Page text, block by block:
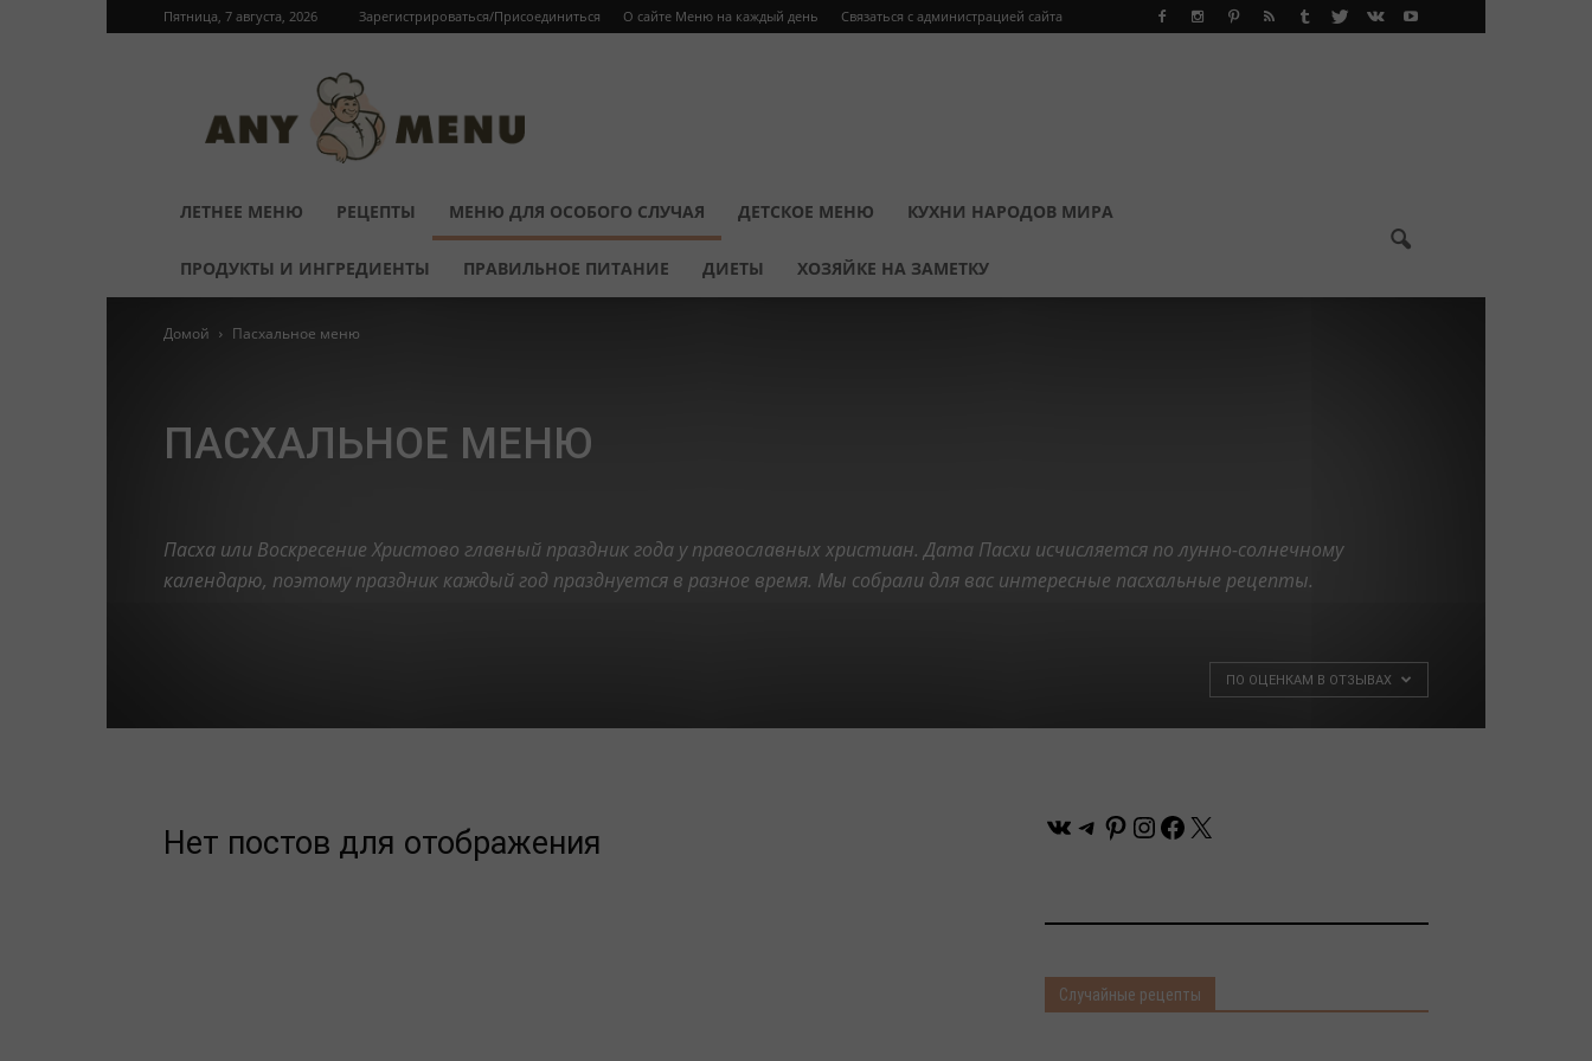
Пятница, 7 августа, 2026 Зарегистрироваться/Присоединиться О сайте Меню на каждый день Связаться с администрацией сайта
ЛЕТНЕЕ МЕНЮ РЕЦЕПТЫ МЕНЮ ДЛЯ ОСОБОГО СЛУЧАЯ ДЕТСКОЕ МЕНЮ КУХНИ НАРОДОВ МИРА
ПРОДУКТЫ И ИНГРЕДИЕНТЫ ПРАВИЛЬНОЕ ПИТАНИЕ ДИЕТЫ ХОЗЯЙКЕ НА ЗАМЕТКУ
Домой Пасхальное меню
ПАСХАЛЬНОЕ МЕНЮ
Новогоднее меню
Пасхальное меню Первые блюда Постное меню Правильное питание
Праздничное меню
Продукты и ингредиенты
Рецепты для мультиварки Рецепты красоты и здоровья Салаты и закуски
Соусы
Пасха или Воскресение Христово главный праздник года у православных христиан. Дата Пасхи исчисляется по лунно-солнечному
календарю, поэтому праздник каждый год празднуется в разное время. Мы собрали для вас интересные пасхальные рецепты.
ПО ОЦЕНКАМ В ОТЗЫВАХ
Нет постов для отображения ВКонтакте
Telegram
Pinterest
Instagram
Facebook
X
Случайные рецепты